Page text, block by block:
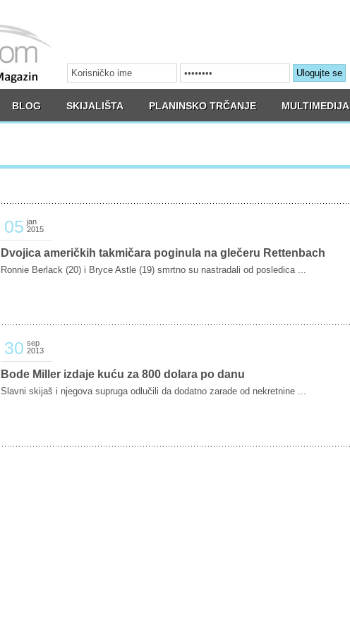
Ulogujte se
BLOG SKIJALIŠTA PLANINSKO TRČANJE MULTIMEDIJA
05 jan
2015
Dvojica američkih takmičara poginula na glečeru Rettenbach
Ronnie Berlack (20) i Bryce Astle (19) smrtno su nastradali od posledica ...
30 sep
2013
Bode Miller izdaje kuću za 800 dolara po danu
Slavni skijaš i njegova supruga odlučili da dodatno zarade od nekretnine ...